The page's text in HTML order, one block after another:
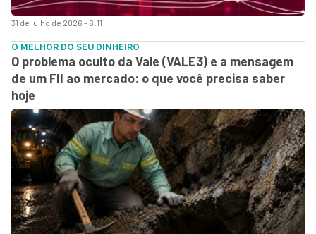
31 de julho de 2026 - 6:11
O MELHOR DO SEU DINHEIRO
O problema oculto da Vale (VALE3) e a mensagem
de um FII ao mercado: o que você precisa saber
hoje